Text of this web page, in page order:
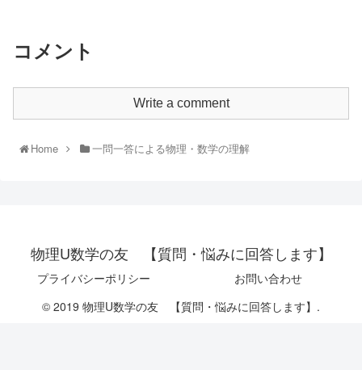
コメント
Write a comment
Home 一問一答による物理・数学の理解
物理U数学の友 【質問・悩みに回答します】
プライバシーポリシー
お問い合わせ
© 2019 物理U数学の友 【質問・悩みに回答します】.